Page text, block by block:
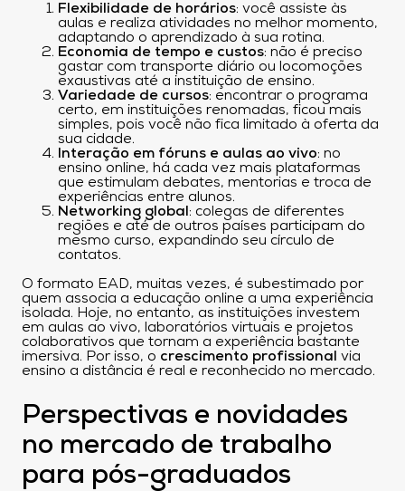
Flexibilidade de horários: você assiste às
aulas e realiza atividades no melhor momento,
adaptando o aprendizado à sua rotina.
Economia de tempo e custos: não é preciso
gastar com transporte diário ou locomoções
exaustivas até a instituição de ensino.
Variedade de cursos: encontrar o programa
certo, em instituições renomadas, ficou mais
simples, pois você não fica limitado à oferta da
sua cidade.
Interação em fóruns e aulas ao vivo: no
ensino online, há cada vez mais plataformas
que estimulam debates, mentorias e troca de
experiências entre alunos.
Networking global : colegas de diferentes
regiões e até de outros países participam do
mesmo curso, expandindo seu círculo de
contatos.
O formato EAD, muitas vezes, é subestimado por
quem associa a educação online a uma experiência
isolada. Hoje, no entanto, as instituições investem
em aulas ao vivo, laboratórios virtuais e projetos
colaborativos que tornam a experiência bastante
imersiva. Por isso, o crescimento profissional via
ensino a distância é real e reconhecido no mercado.
Perspectivas e novidades
no mercado de trabalho
para pós-graduados